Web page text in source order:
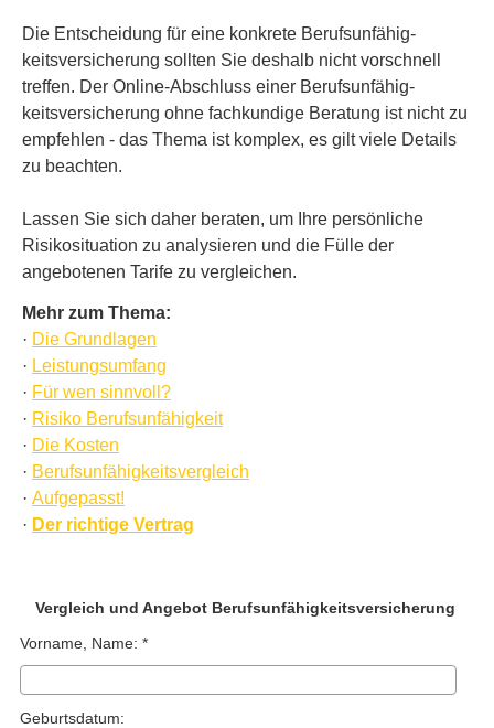
Die Entscheidung für eine konkrete Berufs­unfähig­
keitsversicherung sollten Sie deshalb nicht vorschnell
treffen. Der Online-Abschluss einer Berufs­unfähig­
keitsversicherung ohne fachkundige Beratung ist nicht zu
empfehlen - das Thema ist komplex, es gilt viele Details
zu beachten.
Lassen Sie sich daher beraten, um Ihre persönliche
Risikosituation zu analysieren und die Fülle der
angebotenen Tarife zu ver­gleichen.
Mehr zum Thema:
· Die Grundlagen
· Leistungsumfang
· Für wen sinnvoll?
· Risiko Berufs­unfähig­keit
· Die Kosten
· Berufs­unfähig­keitsvergleich
· Aufgepasst!
· Der richtige Vertrag
Vergleich und Angebot Berufs­unfähig­keitsversicherung
Vorname, Name: *
Geburts­datum: